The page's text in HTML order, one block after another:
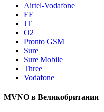
Airtel-Vodafone
EE
JT
O2
Pronto GSM
Sure
Sure Mobile
Three
Vodafone
MVNO в Великобритании